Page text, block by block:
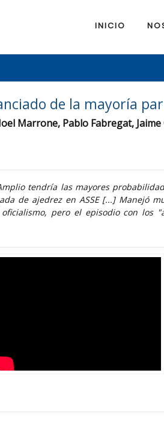
INICIO
de la mayoría
Marrone, Pablo Fabregat, Jaime
tendría las mayores
de ajedrez en ASSE [...] Manejó
pero el episodio con los